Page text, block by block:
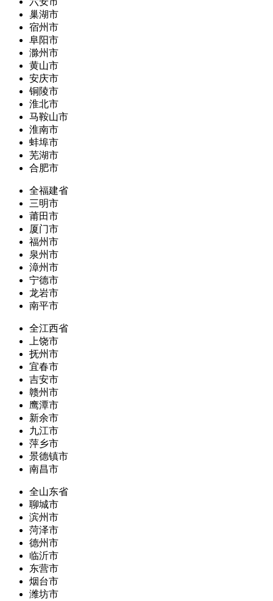
巢湖市
宿州市
阜阳市
滁州市
黄山市
安庆市
铜陵市
淮北市
马鞍山市
淮南市
蚌埠市
芜湖市
合肥市
全福建省
三明市
莆田市
厦门市
福州市
泉州市
漳州市
宁德市
龙岩市
南平市
全江西省
上饶市
抚州市
宜春市
吉安市
赣州市
鹰潭市
新余市
九江市
萍乡市
景德镇市
南昌市
全山东省
聊城市
滨州市
菏泽市
德州市
临沂市
东营市
烟台市
潍坊市